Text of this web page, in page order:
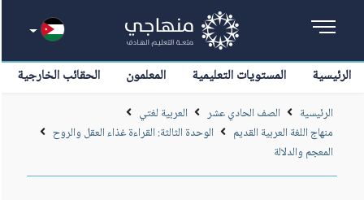
الرئيسية المستويات التعليمية المعلمون الحقائب الخارجية
الرئيسية الصف الحادي عشر
العربية لغتي
منهاج اللغة العربية القديم
الوحدة الثالثة: القراءة غذاء العقل والروح
المعجم والدلالة